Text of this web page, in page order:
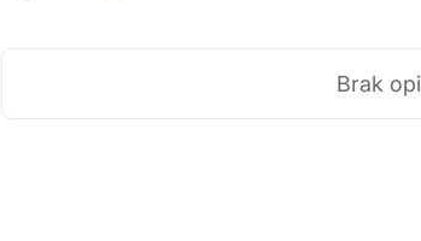
Brak